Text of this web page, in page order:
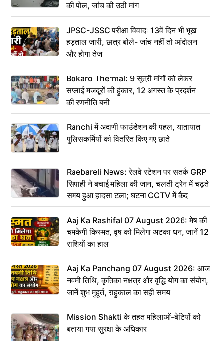
की पोल, जांच की उठी मांग
JPSC-JSSC परीक्षा विवाद: 13वें दिन भी भूख
हड़ताल जारी, छात्र बोले- जांच नहीं तो आंदोलन
और होगा तेज
Bokaro Thermal: 9 सूत्री मांगों को लेकर
सप्लाई मजदूरों की हुंकार, 12 अगस्त के प्रदर्शन
की रणनीति बनी
Ranchi में अदाणी फाउंडेशन की पहल, यातायात
पुलिसकर्मियों को वितरित किए गए छाते
Raebareli News: रेलवे स्टेशन पर सतर्क GRP
सिपाही ने बचाई महिला की जान, चलती ट्रेन में चढ़ते
समय हुआ हादसा टला; घटना CCTV में कैद
Aaj Ka Rashifal 07 August 2026: मेष की
चमकेगी किस्मत, वृष को मिलेगा अटका धन, जानें 12
राशियों का हाल
Aaj Ka Panchang 07 August 2026: आज
नवमी तिथि, कृतिका नक्षत्र और वृद्धि योग का संयोग,
जानें शुभ मुहूर्त, राहुकाल का सही समय
Mission Shakti के तहत महिलाओं-बेटियों को
बताया गया सुरक्षा के अधिकार